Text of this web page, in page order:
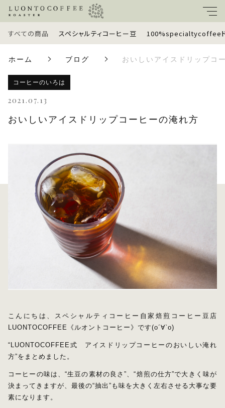
すべての商品 スペシャルティコーヒー豆 100%specialtycoffeeド
ホーム ブログ おいしいアイスドリップコ
コーヒーのいろは
2021.07.13
おいしいアイスドリップコーヒーの淹れ方
こんにちは、スペシャルティコーヒー自家焙煎コーヒー豆店
LUONTOCOFFEE《ルオントコーヒー》です(о´∀`о)
“LUONTOCOFFEE式 アイスドリップコーヒーのおいしい淹れ
方”をまとめました。
コーヒーの味は、“生豆の素材の良さ”、“焙煎の仕方”で大きく味が
決まってきますが、最後の“抽出”も味を大きく左右させる大事な要
素になります。
100%specialtycoffeeドリップバッグ
ギフトセット
ラッピングオプション
水出しコーヒー
コーヒー器具
初回おすすめ
セット商品
ルオントレウナ会員様限定
その他
親カテゴリ
価格帯
～
並び順
セール